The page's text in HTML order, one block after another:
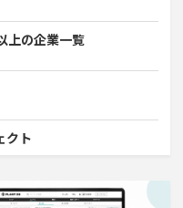
上の企業一覧
クト
ジェクト